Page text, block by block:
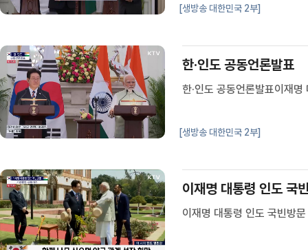
[생방송 대한민국 2부]
한·인도 공동언론발표
한·인도 공동언론발표이재
[생방송 대한민국 2부]
이재명 대통령 인도 국
이재명 대통령 인도 국빈방